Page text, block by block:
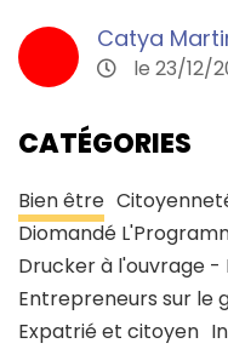
Catya
le 23/12/
CATÉGORIES
Bien être
Diomandé
Drucker à l'ouvrage -
Entrepreneurs sur le
Expatrié et citoyen